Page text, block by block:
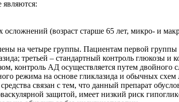
являются:
(возраст старше 65 лет, микро- и
на четыре группы. Пациентам первой
третьей – стандартный контроль глюкозы
контроль АД осуществляется путем
режима на основе гликлазида и обычных схем
связан с тем, что данный препарат
защитой, имеет низкий риск